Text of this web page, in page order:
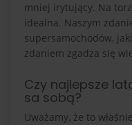
mniej irytujący. Na
idealna. Naszym
supersamochodów,
zdaniem zgadza się
Czy najlepsze
sa sobą?
Uważamy, że to